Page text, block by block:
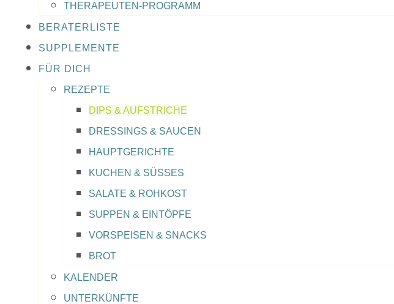
THERAPEUTEN-PROGRAMM
BERATERLISTE
SUPPLEMENTE
FÜR DICH
REZEPTE
DIPS & AUFSTRICHE
DRESSINGS & SAUCEN
HAUPTGERICHTE
KUCHEN & SÜSSES
SALATE & ROHKOST
SUPPEN & EINTÖPFE
VORSPEISEN & SNACKS
BROT
KALENDER
UNTERKÜNFTE